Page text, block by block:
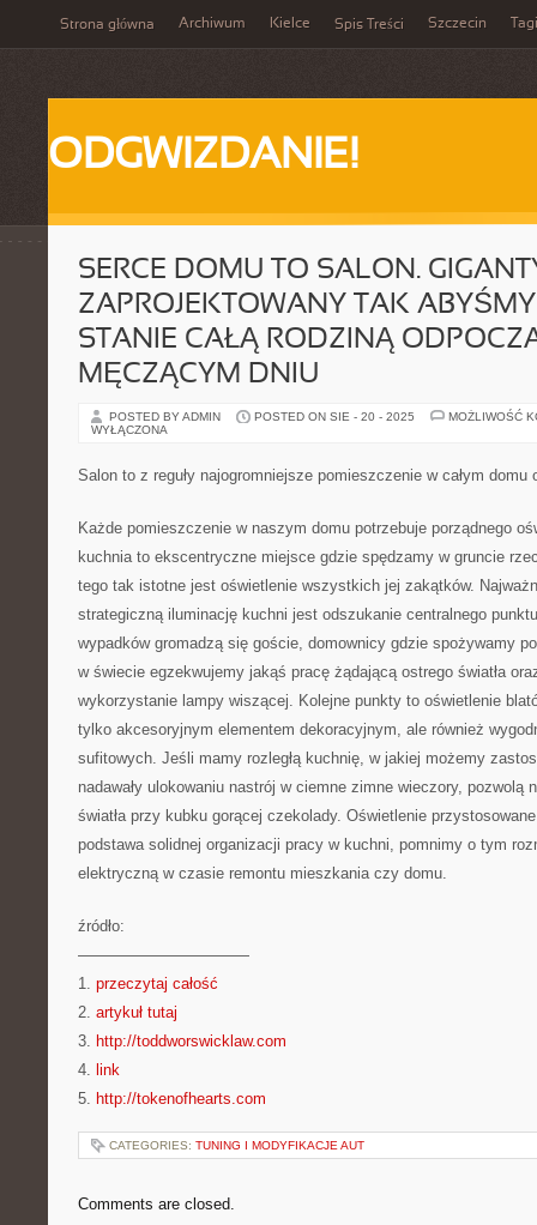
Strona główna Archiwum Kielce Spis Treści Szczecin Tagi
ODGWIZDANIE!
SERCE DOMU TO SALON.
ZAPROJEKTOWANY TAK
STANIE CAŁĄ RODZINĄ
MĘCZĄCYM DNIU
POSTED BY ADMIN POSTED ON SIE - 20 - 2025
MOŻLIWOŚĆ
WYŁĄCZONA
Salon to z reguły najogromniejsze pomieszczenie w całym domu
Każde pomieszczenie w naszym domu potrzebuje porządnego
kuchnia to ekscentryczne miejsce gdzie spędzamy w gruncie
tego tak istotne jest oświetlenie wszystkich jej zakątków.
strategiczną iluminację kuchni jest odszukanie centralnego
wypadków gromadzą się goście, domownicy gdzie spożywamy
w świecie egzekwujemy jakąś pracę żądającą ostrego światła
wykorzystanie lampy wiszącej. Kolejne punkty to oświetlenie
tylko akcesoryjnym elementem dekoracyjnym, ale również
sufitowych. Jeśli mamy rozległą kuchnię, w jakiej możemy
nadawały ulokowaniu nastrój w ciemne zimne wieczory, pozwolą
światła przy kubku gorącej czekolady. Oświetlenie
podstawa solidnej organizacji pracy w kuchni, pomnimy o tym
elektryczną w czasie remontu mieszkania czy domu.
źródło:
———————————
1. przeczytaj całość
2. artykuł tutaj
3. http://toddworswicklaw.com
4. link
5. http://tokenofhearts.com
CATEGORIES: TUNING I MODYFIKACJE AUT
Comments are closed.